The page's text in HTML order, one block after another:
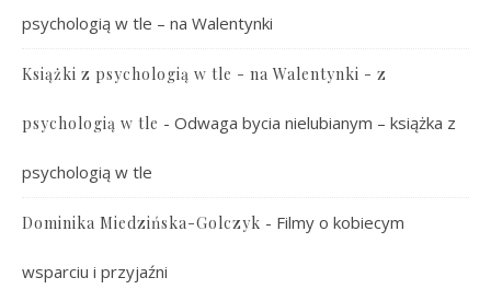
psychologią w tle – na Walentynki
Książki z psychologią w tle - na Walentynki - z
psychologią w tle - Odwaga bycia nielubianym – książka z
psychologią w tle
Dominika Miedzińska-Golczyk - Filmy o kobiecym
wsparciu i przyjaźni